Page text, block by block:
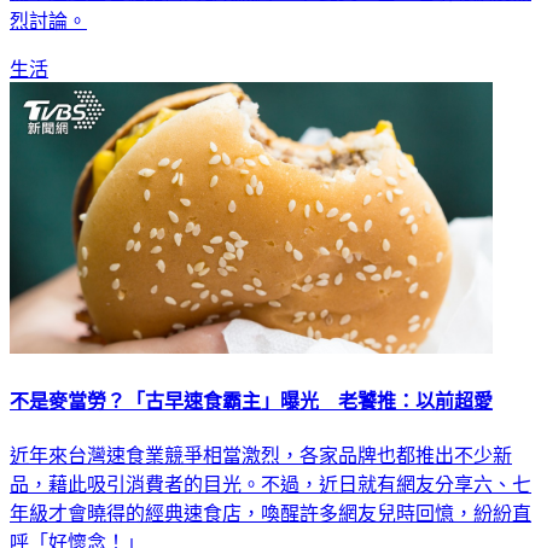
烈討論。
生活
不是麥當勞？「古早速食霸主」曝光 老饕推：以前超愛
近年來台灣速食業競爭相當激烈，各家品牌也都推出不少新
品，藉此吸引消費者的目光。不過，近日就有網友分享六、七
年級才會曉得的經典速食店，喚醒許多網友兒時回憶，紛紛直
呼「好懷念！」